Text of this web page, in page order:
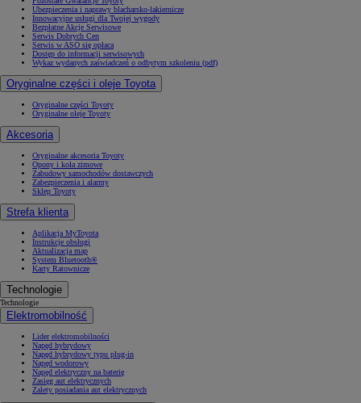
Ubezpieczenia i naprawy blacharsko-lakiernicze
Innowacyjne usługi dla Twojej wygody
Bezpłatne Akcje Serwisowe
Serwis Dobrych Cen
Serwis w ASO się opłaca
Dostęp do informacji serwisowych
Wykaz wydanych zaświadczeń o odbytym szkoleniu (pdf)
Oryginalne części i oleje Toyota
Oryginalne części Toyoty
Oryginalne oleje Toyoty
Akcesoria
Oryginalne akcesoria Toyoty
Opony i koła zimowe
Zabudowy samochodów dostawczych
Zabezpieczenia i alarmy
Sklep Toyoty
Strefa klienta
Aplikacja MyToyota
Instrukcje obsługi
Aktualizacja map
System Bluetooth®
Karty Ratownicze
Technologie
Technologie
Elektromobilność
Lider elektromobilności
Napęd hybrydowy
Napęd hybrydowy typu plug-in
Napęd wodorowy
Napęd elektryczny na baterię
Zasięg aut elektrycznych
Zalety posiadania aut elektrycznych